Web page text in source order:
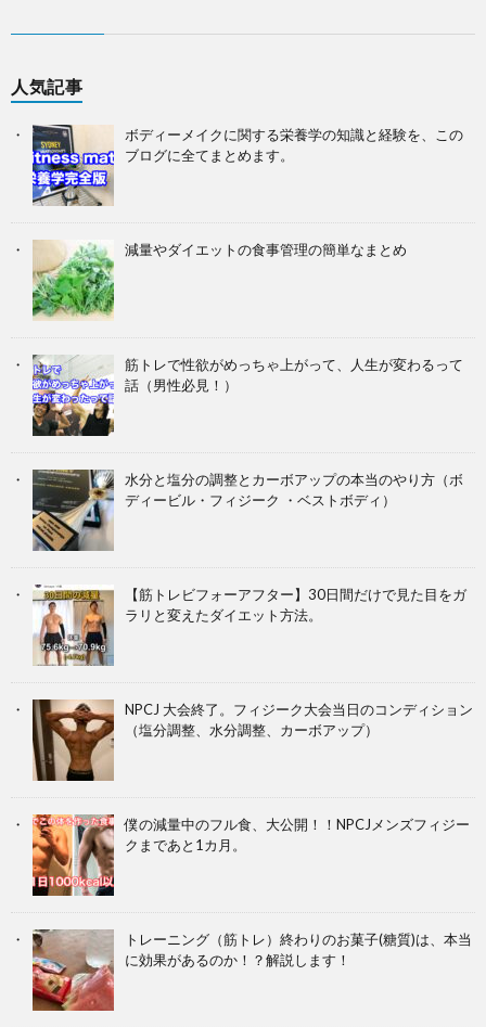
人気記事
ボディーメイクに関する栄養学の知識と経験を、この
ブログに全てまとめます。
減量やダイエットの食事管理の簡単なまとめ
筋トレで性欲がめっちゃ上がって、人生が変わるって
話（男性必見！）
水分と塩分の調整とカーボアップの本当のやり方（ボ
ディービル・フィジーク ・ベストボディ）
【筋トレビフォーアフター】30日間だけで見た目をガ
ラリと変えたダイエット方法。
NPCJ 大会終了。フィジーク大会当日のコンディション
（塩分調整、水分調整、カーボアップ）
僕の減量中のフル食、大公開！！NPCJメンズフィジー
クまであと1カ月。
トレーニング（筋トレ）終わりのお菓子(糖質)は、本当
に効果があるのか！？解説します！